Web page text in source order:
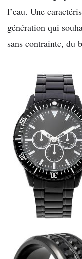
l’eau. Une
génération qui
sans contrainte, du